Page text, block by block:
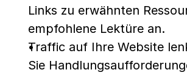
Links zu erwähnten
empfohlene Lektüre an.
Traffic auf Ihre Website
Sie